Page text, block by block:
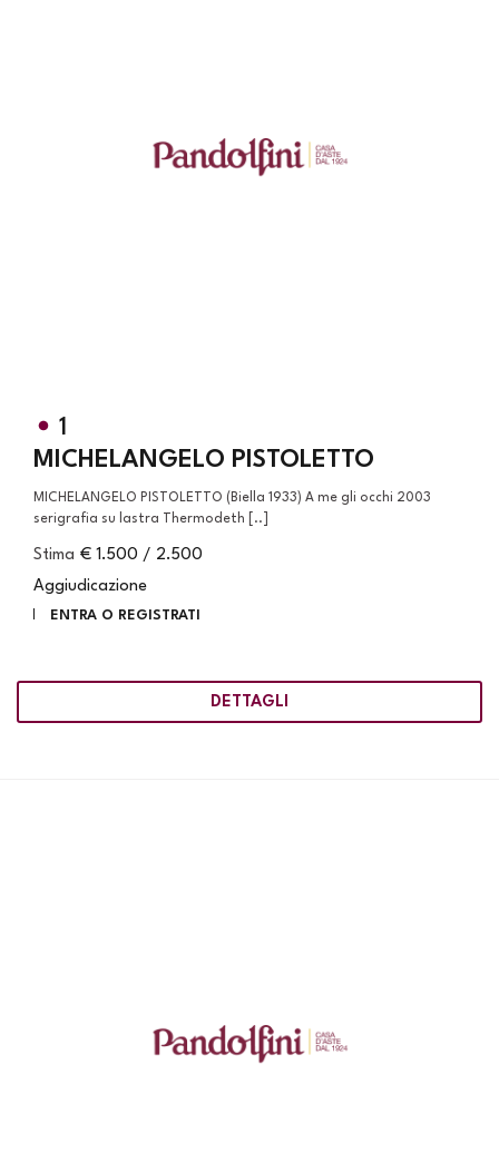
1
MICHELANGELO PISTOLETTO
MICHELANGELO PISTOLETTO (Biella 1933) A me gli occhi 2003
serigrafia su lastra Thermodeth [..]
Stima € 1.500 / 2.500
Aggiudicazione
ENTRA O REGISTRATI
DETTAGLI